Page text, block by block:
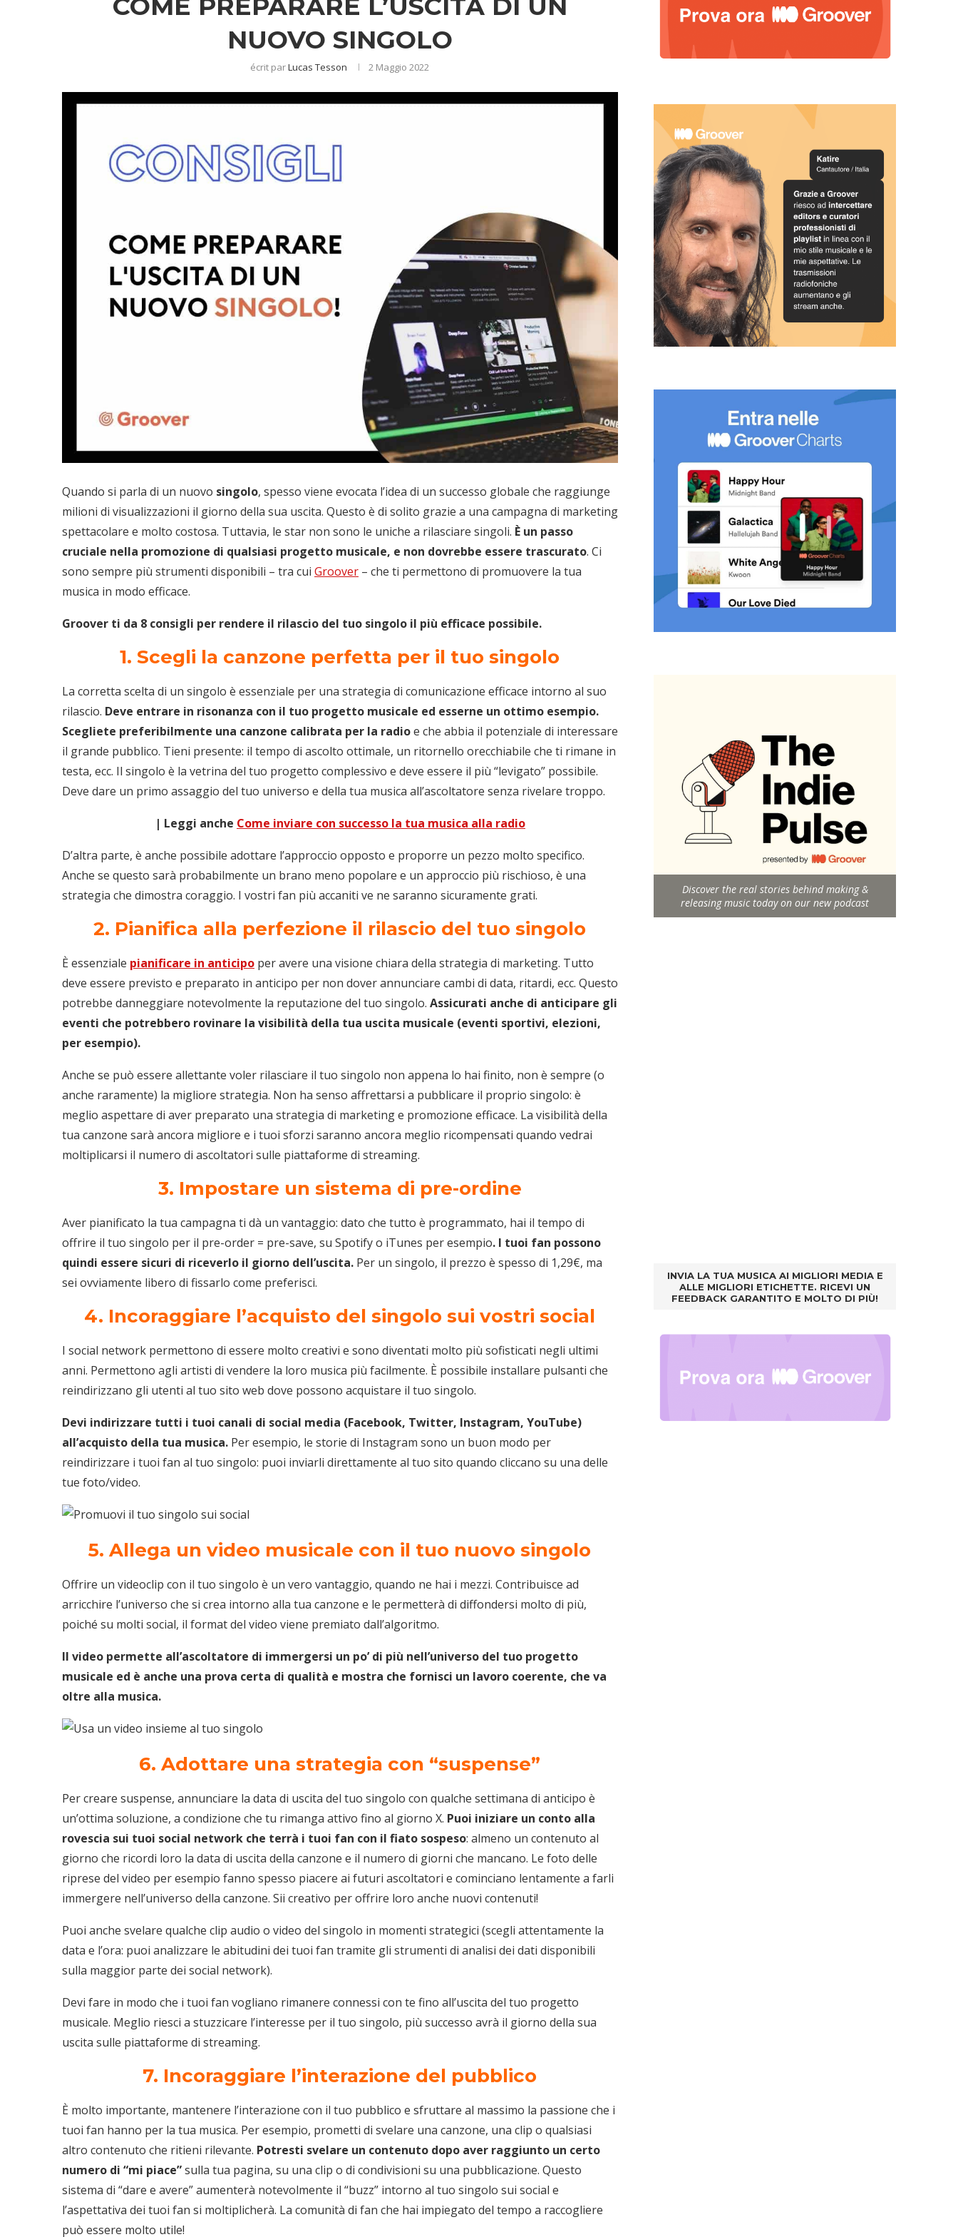
NUOVO SINGOLO
écrit parLucas Tesson 2 Maggio 2022
Quando si parla di un nuovo singolo, spesso viene evocata l’idea di un successo globale che raggiunge
milioni di visualizzazioni il giorno della sua uscita. Questo è di solito grazie a una campagna di marketing
spettacolare e molto costosa. Tuttavia, le star non sono le uniche a rilasciare singoli. È un passo
cruciale nella promozione di qualsiasi progetto musicale, e non dovrebbe essere trascurato. Ci
sono sempre più strumenti disponibili – tra cui Groover – che ti permettono di promuovere la tua
musica in modo efficace.
Groover ti da 8 consigli per rendere il rilascio del tuo singolo il più efficace possibile.
1. Scegli la canzone perfetta per il tuo singolo
La corretta scelta di un singolo è essenziale per una strategia di comunicazione efficace intorno al suo
rilascio. Deve entrare in risonanza con il tuo progetto musicale ed esserne un ottimo esempio.
Scegliete preferibilmente una canzone calibrata per la radioe che abbia il potenziale di interessare
il grande pubblico. Tieni presente: il tempo di ascolto ottimale, un ritornello orecchiabile che ti rimane in
testa, ecc. Il singolo è la vetrina del tuo progetto complessivo e deve essere il più “levigato” possibile.
Deve dare un primo assaggio del tuo universo e della tua musica all’ascoltatore senza rivelare troppo.
| Leggi anche Come inviare con successo la tua musica alla radio
D’altra parte, è anche possibile adottare l’approccio opposto e proporre un pezzo molto specifico.
Anche se questo sarà probabilmente un brano meno popolare e un approccio più rischioso, è una
strategia che dimostra coraggio. I vostri fan più accaniti ve ne saranno sicuramente grati.
2. Pianifica alla perfezione il rilascio del tuo singolo
È essenziale pianificare in anticipo per avere una visione chiara della strategia di marketing. Tutto
deve essere previsto e preparato in anticipo per non dover annunciare cambi di data, ritardi, ecc. Questo
potrebbe danneggiare notevolmente la reputazione del tuo singolo. Assicurati anche di anticipare gli
eventi che potrebbero rovinare la visibilità della tua uscita musicale (eventi sportivi, elezioni,
per esempio).
Anche se può essere allettante voler rilasciare il tuo singolo non appena lo hai finito, non è sempre (o
anche raramente) la migliore strategia. Non ha senso affrettarsi a pubblicare il proprio singolo: è
meglio aspettare di aver preparato una strategia di marketing e promozione efficace. La visibilità della
tua canzone sarà ancora migliore e i tuoi sforzi saranno ancora meglio ricompensati quando vedrai
moltiplicarsi il numero di ascoltatori sulle piattaforme di streaming.
3. Impostare un sistema di pre-ordine
Aver pianificato la tua campagna ti dà un vantaggio: dato che tutto è programmato, hai il tempo di
offrire il tuo singolo per il pre-order = pre-save, su Spotify o iTunes per esempio. I tuoi fan possono
quindi essere sicuri di riceverlo il giorno dell’uscita. Per un singolo, il prezzo è spesso di 1,29€, ma
sei ovviamente libero di fissarlo come preferisci.
4. Incoraggiare l’acquisto del singolo sui vostri social
I social network permettono di essere molto creativi e sono diventati molto più sofisticati negli ultimi
anni. Permettono agli artisti di vendere la loro musica più facilmente. È possibile installare pulsanti che
reindirizzano gli utenti al tuo sito web dove possono acquistare il tuo singolo.
Devi indirizzare tutti i tuoi canali di social media (Facebook, Twitter, Instagram, YouTube)
all’acquisto della tua musica. Per esempio, le storie di Instagram sono un buon modo per
reindirizzare i tuoi fan al tuo singolo: puoi inviarli direttamente al tuo sito quando cliccano su una delle
tue foto/video.
5. Allega un video musicale con il tuo nuovo singolo
Offrire un videoclip con il tuo singolo è un vero vantaggio, quando ne hai i mezzi. Contribuisce ad
arricchire l’universo che si crea intorno alla tua canzone e le permetterà di diffondersi molto di più,
poiché su molti social, il format del video viene premiato dall’algoritmo.
Il video permette all’ascoltatore di immergersi un po’ di più nell’universo del tuo progetto
musicale ed è anche una prova certa di qualità e mostra che fornisci un lavoro coerente, che va
oltre alla musica.
6. Adottare una strategia con “suspense”
Per creare suspense, annunciare la data di uscita del tuo singolo con qualche settimana di anticipo è
un’ottima soluzione, a condizione che tu rimanga attivo fino al giorno X. Puoi iniziare un conto alla
rovescia sui tuoi social network che terrà i tuoi fan con il fiato sospeso: almeno un contenuto al
giorno che ricordi loro la data di uscita della canzone e il numero di giorni che mancano. Le foto delle
riprese del video per esempio fanno spesso piacere ai futuri ascoltatori e cominciano lentamente a farli
immergere nell’universo della canzone. Sii creativo per offrire loro anche nuovi contenuti!
Puoi anche svelare qualche clip audio o video del singolo in momenti strategici (scegli attentamente la
data e l’ora: puoi analizzare le abitudini dei tuoi fan tramite gli strumenti di analisi dei dati disponibili
sulla maggior parte dei social network).
Devi fare in modo che i tuoi fan vogliano rimanere connessi con te fino all’uscita del tuo progetto
musicale. Meglio riesci a stuzzicare l’interesse per il tuo singolo, più successo avrà il giorno della sua
uscita sulle piattaforme di streaming.
7. Incoraggiare l’interazione del pubblico
È molto importante, mantenere l’interazione con il tuo pubblico e sfruttare al massimo la passione che i
tuoi fan hanno per la tua musica. Per esempio, prometti di svelare una canzone, una clip o qualsiasi
altro contenuto che ritieni rilevante. Potresti svelare un contenuto dopo aver raggiunto un certo
numero di “mi piace”sulla tua pagina, su una clip o di condivisioni su una pubblicazione. Questo
sistema di “dare e avere” aumenterà notevolmente il “buzz” intorno al tuo singolo sui social e
l’aspettativa dei tuoi fan si moltiplicherà. La comunità di fan che hai impiegato del tempo a raccogliere
può essere molto utile!
Discover the real stories behind making &
releasing music today on our new podcast
INVIA LA TUA MUSICA AI MIGLIORI MEDIA E
ALLE MIGLIORI ETICHETTE. RICEVI UN
FEEDBACK GARANTITO E MOLTO DI PIÙ!